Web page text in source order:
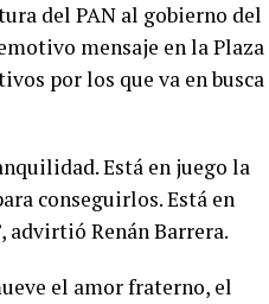
del PAN al gobierno del
mensaje en la Plaza
por los que va en busca
Está en juego la
conseguirlos. Está en
advirtió Renán Barrera.
el amor fraterno, el